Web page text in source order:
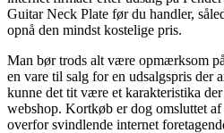
Guitar Neck Plate før du handler,
opnå den mindst kostelige pris.
Man bør trods alt være opmærksom
en vare til salg for en udsalgspris der
kunne det tit være et karakteristika
webshop. Kortkøb er dog omsluttet
overfor svindlende internet